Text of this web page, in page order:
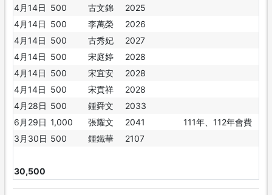
4月14日 500 古文錦
2025
4月14日 500 李萬榮
2026
4月14日 500 古秀妃
2027
4月14日 500 宋庭婷
2028
4月14日 500 宋宜安
2028
4月14日 500 宋貢祥
2028
4月28日 500 鍾舜文
2033
6月29日 1,000 張耀文 2041
111年、112年會費
3月30日 500 鍾鐵華 2107
30,500